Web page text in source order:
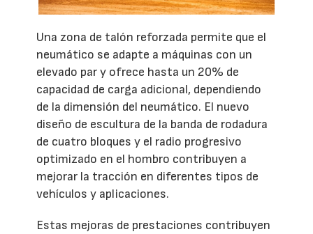
Una zona de talón reforzada permite que el
neumático se adapte a máquinas con un
elevado par y ofrece hasta un 20% de
capacidad de carga adicional, dependiendo
de la dimensión del neumático. El nuevo
diseño de escultura de la banda de rodadura
de cuatro bloques y el radio progresivo
optimizado en el hombro contribuyen a
mejorar la tracción en diferentes tipos de
vehículos y aplicaciones.
Estas mejoras de prestaciones contribuyen